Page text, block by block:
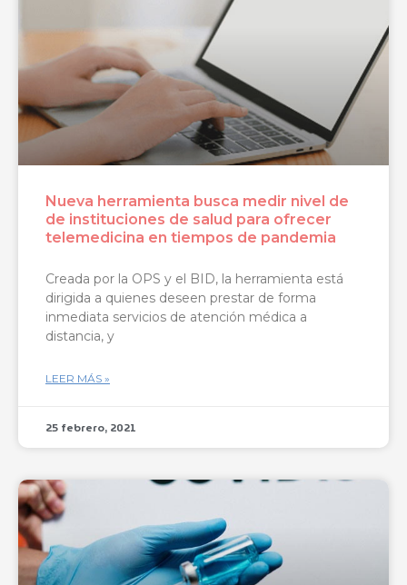
Nueva herramienta busca medir nivel de
de instituciones de salud para ofrecer
telemedicina en tiempos de pandemia
Creada por la OPS y el BID, la herramienta está
dirigida a quienes deseen prestar de forma
inmediata servicios de atención médica a
distancia, y
LEER MÁS »
25 febrero, 2021